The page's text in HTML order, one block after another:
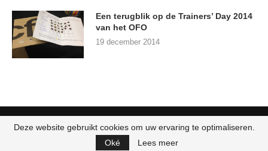
Een terugblik op de Trainers’ Day 2014
van het OFO
19 december 2014
Deze website gebruikt cookies om uw ervaring te optimaliseren.
Oké
Lees meer